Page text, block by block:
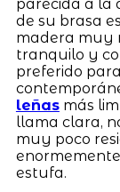
parecida a la
de su brasa
madera muy
tranquilo y
preferido
leñasmás
llama clara,
muy poco
estufa.